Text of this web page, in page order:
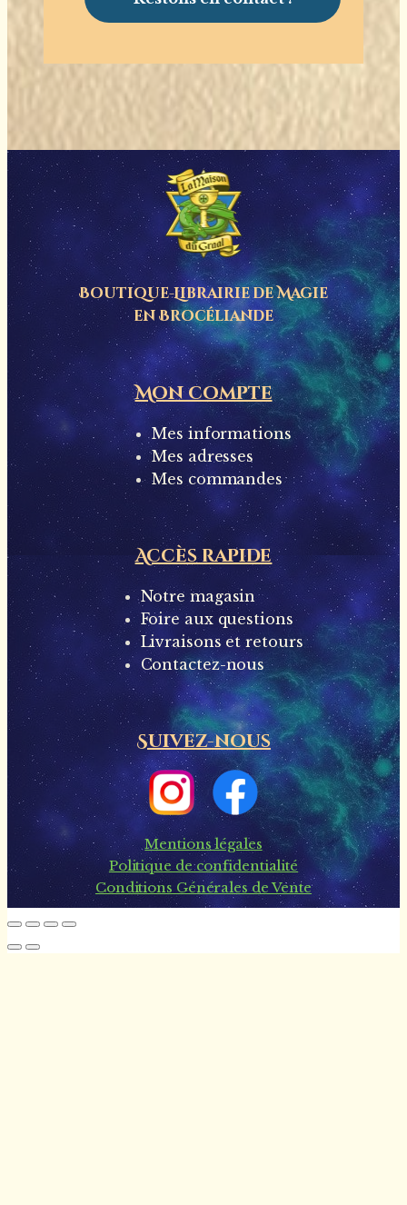
Boutique-Librairie deMagie
en Brocéliande
Mon compte
Mes informations
Mes adresses
Mes commandes
Accès rapide
Notre magasin
Foire aux questions
Livraisons et retours
Contactez-nous
Suivez-nous
Mentions légales
Politique de confidentialité
Conditions Générales de Vente